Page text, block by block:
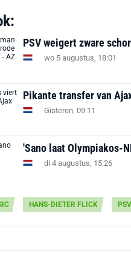
PSV weigert zware
wo 5 augustus, 18:01
Pikante transfer van
Gisteren, 09:11
'Sano laat Olympiakos-
di 4 augustus, 15:26
HANS-DIETER FLICK PSV